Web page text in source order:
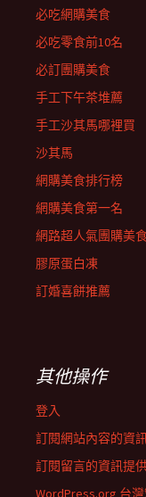
必吃網購美食
必吃零食前10名
必訂團購美食
手工下午茶堆薦
手工沙其馬哪裡買
沙其馬
網購美食排行榜
網購美食第一名
網路超人氣團購美
膠原蛋白凍
訂婚喜餅推薦
其他操作
登入
訂閱網站內容的資
訂閱留言的資訊提
WordPress.org 台